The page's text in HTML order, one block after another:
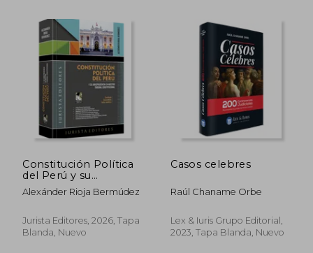
₡ 17.082
Constitución Política
del Perú y su
jurisprudencia en
nuestro Tribunal
Alexánder Rioja Bermúdez
Jurista Editores, 2026, Tapa
Blanda, Nuevo
Casos celebres
Raúl Chaname Orbe
Lex & Iuris Grupo Editorial,
2023, Tapa Blanda, Nuevo